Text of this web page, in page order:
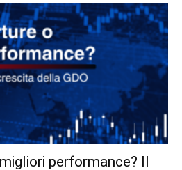
performance? Il